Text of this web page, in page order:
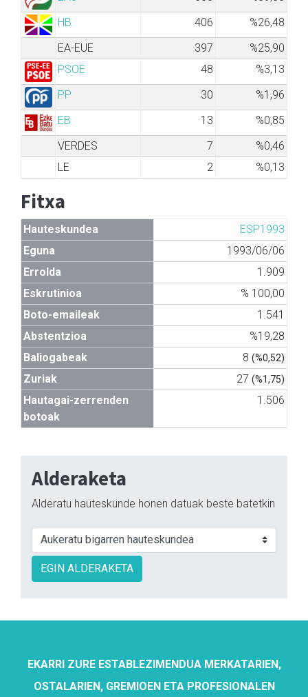
HB
406
%26,48
EA-EUE
397
%25,90
PSOE
48
%3,13
PP
30
%1,96
EB
13
%0,85
VERDES
7
%0,46
LE
2 %0,13
Fitxa
Hauteskundea
ESP1993
Eguna
1993/06/06
Errolda
1.909
Eskrutinioa
% 100,00
Boto-emaileak
1.541
Abstentzioa
%19,28
Baliogabeak
8 (%0,52)
Zuriak 27 (%1,75)
Hautagai-zerrenden
botoak
1.506
Alderaketa
Alderatu hauteskunde honen datuak beste batetkin
EGIN ALDERAKETA
EKARRI ZURE ESTABLEZIMENDUA MERKATARIEN,
OSTALARIEN, GREMIOEN ETA PROFESIONALEN